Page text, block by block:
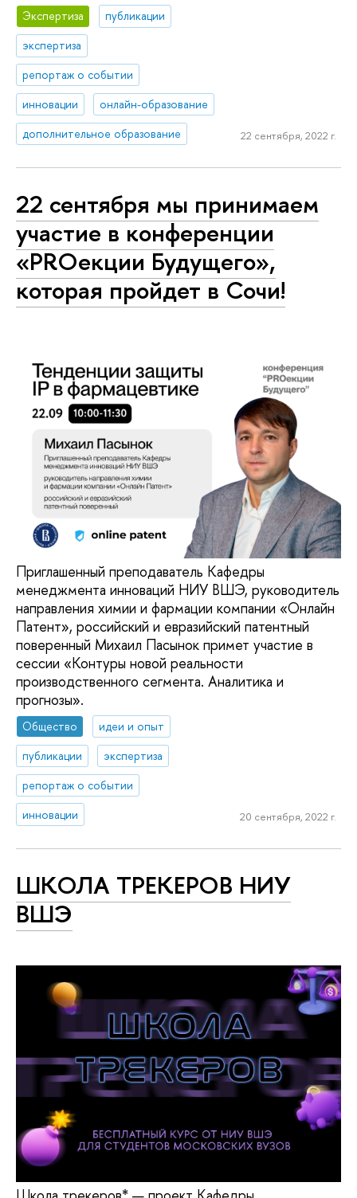
Экспертиза
публикации
экспертиза
репортаж о событии
инновации
онлайн-образование
дополнительное образование
22 сентября, 2022 г.
22 сентября мы принимаем
участие в конференции
«PROекции Будущего»,
которая пройдет в Сочи!
Приглашенный преподаватель Кафедры
менеджмента инноваций НИУ ВШЭ, руководитель
направления химии и фармации компании «Онлайн
Патент», российский и евразийский патентный
поверенный Михаил Пасынок примет участие в
сессии «Контуры новой реальности
производственного сегмента. Аналитика и
прогнозы».
Общество
идеи и опыт
публикации
экспертиза
репортаж о событии
инновации
20 сентября, 2022 г.
ШКОЛА ТРЕКЕРОВ НИУ
ВШЭ